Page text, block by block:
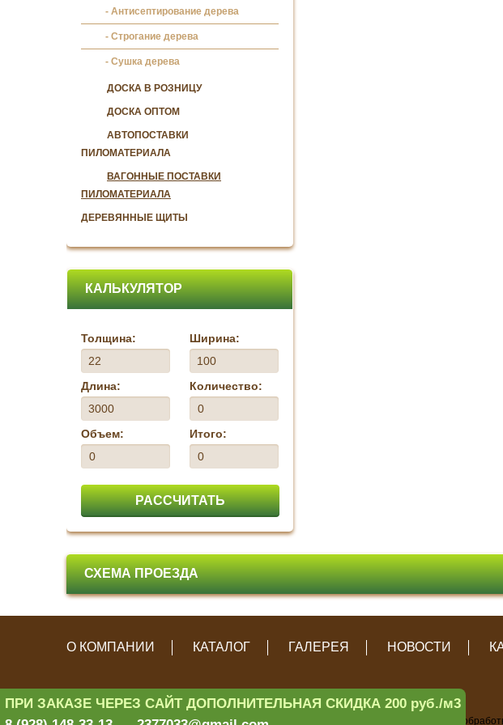
Антисептирование дерева
Строгание дерева
Сушка дерева
ДОСКА В РОЗНИЦУ
ДОСКА ОПТОМ
АВТОПОСТАВКИ
ПИЛОМАТЕРИАЛА
ВАГОННЫЕ ПОСТАВКИ
ПИЛОМАТЕРИАЛА
ДЕРЕВЯННЫЕ ЩИТЫ
КАЛЬКУЛЯТОР
Толщина:
Длина:
Объем:
Ширина:
Количество:
Итого:
РАССЧИТАТЬ
СХЕМА ПРОЕЗДА
О КОМПАНИИ КАТАЛОГ ГАЛЕРЕЯ НОВОСТИ
Политика конфиденциальности на
ПРИ ЗАКАЗЕ ЧЕРЕЗ САЙТ ДОПОЛНИТЕЛЬНАЯ СКИДКА 200 руб./м3